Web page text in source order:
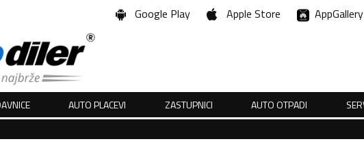
Google Play Apple Store AppGallery
AUTO PLACEVI ZASTUPNICI AUTO OTPADI